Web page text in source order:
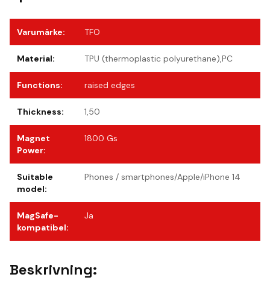
Varumärke: TFO
Material: TPU (thermoplastic polyurethane),PC
Functions: raised edges
Thickness: 1,50
Magnet
Power:
1800 Gs
Suitable
model:
Phones / smartphones/Apple/iPhone 14
MagSafe-
kompatibel:
Ja
Beskrivning: